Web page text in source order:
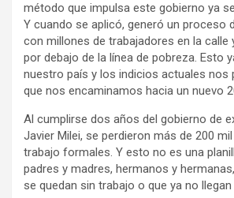
método que impulsa este gobierno ya
Y cuando se aplicó, generó un proceso
con millones de trabajadores en la calle
por debajo de la línea de pobreza. Esto
nuestro país y los indicios actuales nos
que nos encaminamos hacia un nuevo
Al cumplirse dos años del gobierno de
Javier Milei, se perdieron más de 200
trabajo formales. Y esto no es una
padres y madres, hermanos y
se quedan sin trabajo o que ya no